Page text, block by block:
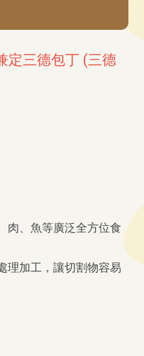
定三德包丁 (三德
肉、魚等廣泛全方位食
理加工，讓切割物容易